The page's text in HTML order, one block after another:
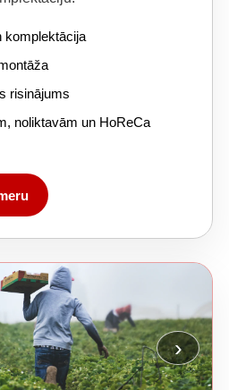
komplektācija
risinājums
noliktavām un HoReCa
›